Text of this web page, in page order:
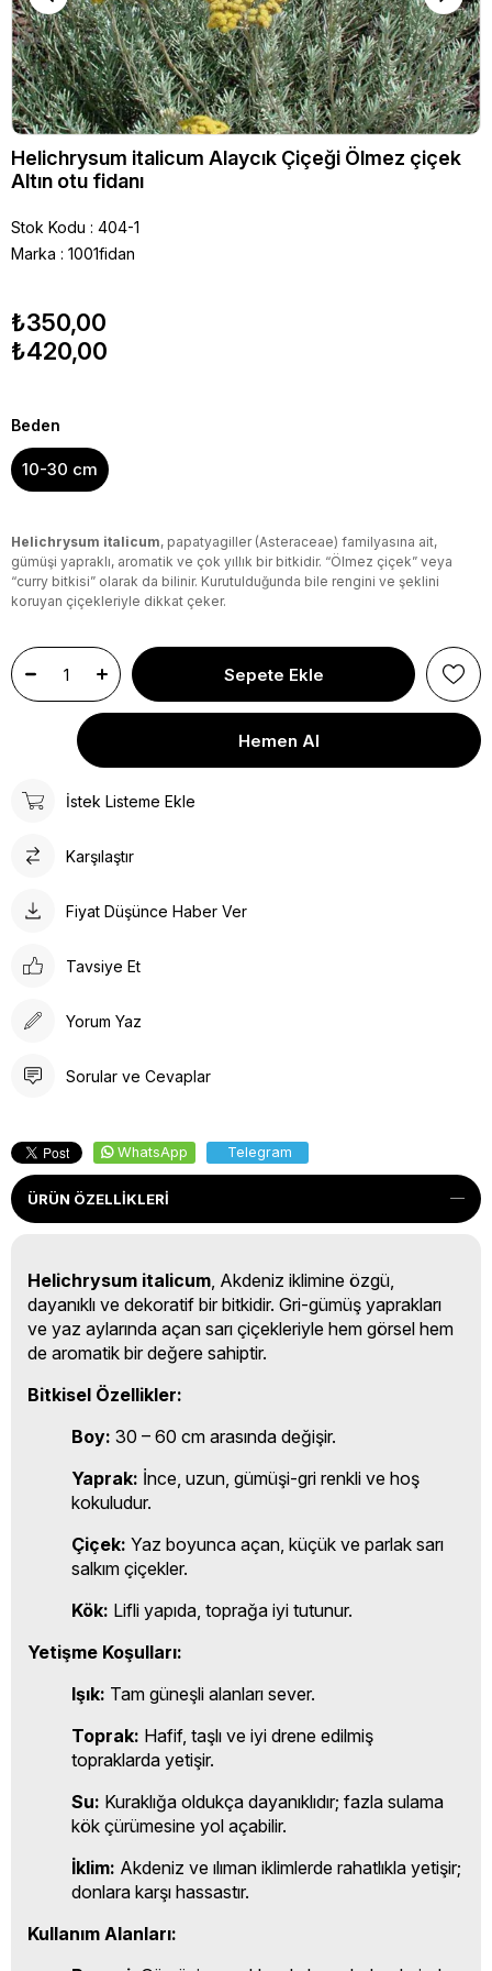
Helichrysum italicum Alaycık Çiçeği Ölmez çiçek
Altın otu fidanı
Stok Kodu
404-1
Marka : 1001fidan
₺350,00
₺420,00
Beden
10-30 cm
Helichrysum italicum, papatyagiller (Asteraceae) familyasına ait,
gümüşi yapraklı, aromatik ve çok yıllık bir bitkidir. “Ölmez çiçek” veya
“curry bitkisi” olarak da bilinir. Kurutulduğunda bile rengini ve şeklini
koruyan çiçekleriyle dikkat çeker.
İstek Listeme Ekle
Karşılaştır
Fiyat Düşünce Haber Ver
Tavsiye Et
Yorum Yaz
Sorular ve Cevaplar
WhatsApp Telegram
ÜRÜN ÖZELLIKLERI
Helichrysum italicum, Akdeniz iklimine özgü,
dayanıklı ve dekoratif bir bitkidir. Gri-gümüş yaprakları
ve yaz aylarında açan sarı çiçekleriyle hem görsel hem
de aromatik bir değere sahiptir.
Bitkisel Özellikler:
Boy: 30 – 60 cm arasında değişir.
Yaprak: İnce, uzun, gümüşi-gri renkli ve hoş
kokuludur.
Çiçek: Yaz boyunca açan, küçük ve parlak sarı
salkım çiçekler.
Kök: Lifli yapıda, toprağa iyi tutunur.
Yetişme Koşulları:
Işık: Tam güneşli alanları sever.
Toprak: Hafif, taşlı ve iyi drene edilmiş
topraklarda yetişir.
Su: Kuraklığa oldukça dayanıklıdır; fazla sulama
kök çürümesine yol açabilir.
İklim: Akdeniz ve ılıman iklimlerde rahatlıkla yetişir;
donlara karşı hassastır.
Kullanım Alanları: